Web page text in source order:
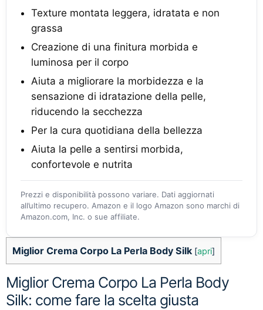
Texture montata leggera, idratata e non
grassa
Creazione di una finitura morbida e
luminosa per il corpo
Aiuta a migliorare la morbidezza e la
sensazione di idratazione della pelle,
riducendo la secchezza
Per la cura quotidiana della bellezza
Aiuta la pelle a sentirsi morbida,
confortevole e nutrita
Prezzi e disponibilità possono variare. Dati aggiornati
all’ultimo recupero. Amazon e il logo Amazon sono marchi di
Amazon.com, Inc. o sue affiliate.
Miglior Crema Corpo La Perla Body Silk [apri]
Miglior Crema Corpo La Perla Body
Silk: come fare la scelta giusta